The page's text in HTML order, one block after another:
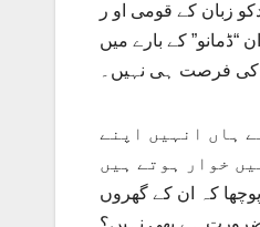
زبان کے قومی او ر
کے بارے میں
فرصت ہی نہیں۔
ہاں انہیں اپنے
کہ ان کے گھروں